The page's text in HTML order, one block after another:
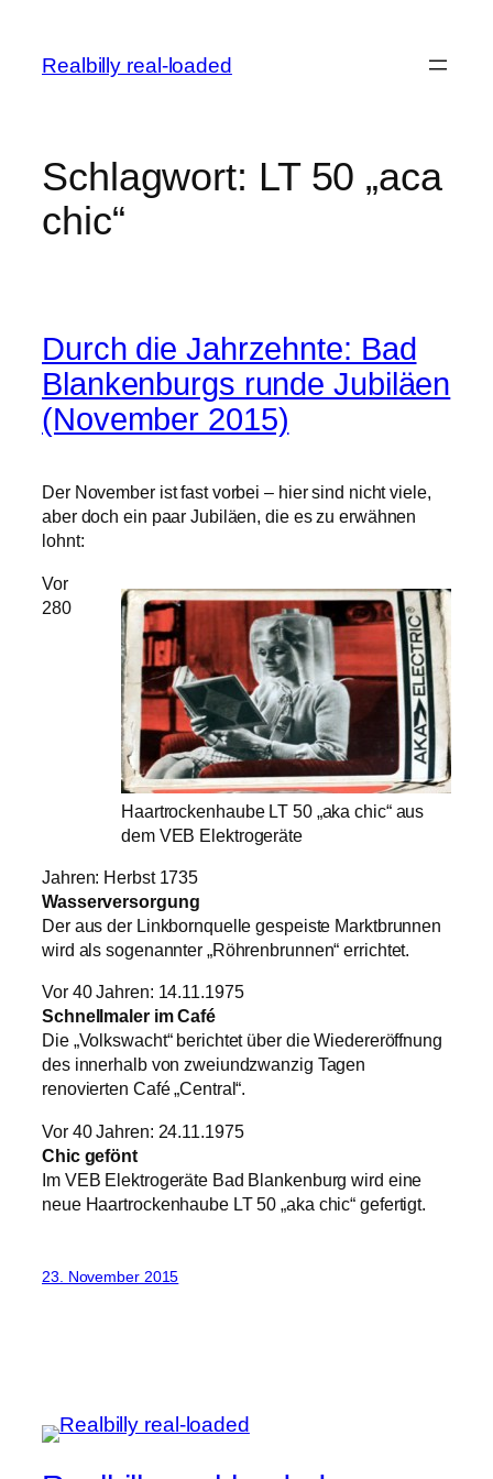
springen
Realbilly real-loaded
Schlagwort: LT 50 „aca
chic“
Durch die Jahrzehnte: Bad
Blankenburgs runde Jubiläen
(November 2015)
Der November ist fast vorbei – hier sind nicht viele,
aber doch ein paar Jubiläen, die es zu erwähnen
lohnt:
Haartrockenhaube LT 50 „aka chic“ aus
dem VEB Elektrogeräte
Vor
280
Jahren: Herbst 1735
Wasserversorgung
Der aus der Linkbornquelle gespeiste Marktbrunnen
wird als sogenannter „Röhrenbrunnen“ errichtet.
Vor 40 Jahren: 14.11.1975
Schnellmaler im Café
Die „Volkswacht“ berichtet über die Wiedereröffnung
des innerhalb von zweiundzwanzig Tagen
renovierten Café „Central“.
Vor 40 Jahren: 24.11.1975
Chic gefönt
Im VEB Elektrogeräte Bad Blankenburg wird eine
neue Haartrockenhaube LT 50 „aka chic“ gefertigt.
23. November 2015